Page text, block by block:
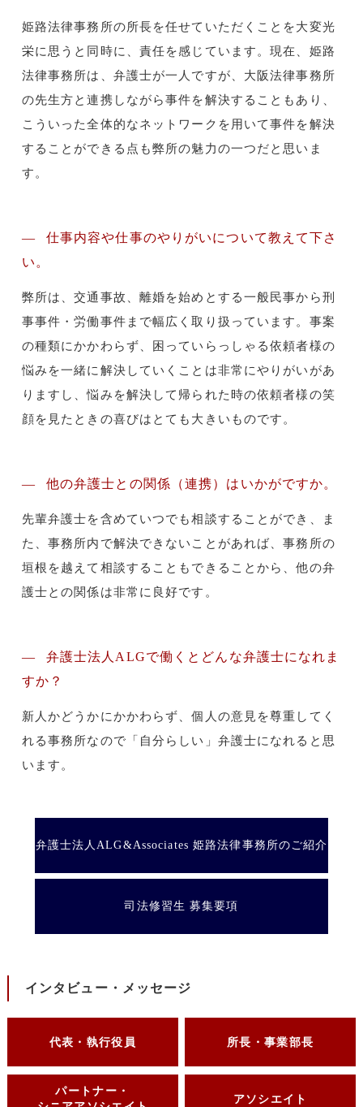
姫路法律事務所の所長を任せていただくことを大変光
栄に思うと同時に、責任を感じています。現在、姫路
法律事務所は、弁護士が一人ですが、大阪法律事務所
の先生方と連携しながら事件を解決することもあり、
こういった全体的なネットワークを用いて事件を解決
することができる点も弊所の魅力の一つだと思いま
す。
仕事内容や仕事のやりがいについて教えて下さ
い。
弊所は、交通事故、離婚を始めとする一般民事から刑
事事件・労働事件まで幅広く取り扱っています。事案
の種類にかかわらず、困っていらっしゃる依頼者様の
悩みを一緒に解決していくことは非常にやりがいがあ
りますし、悩みを解決して帰られた時の依頼者様の笑
顔を見たときの喜びはとても大きいものです。
他の弁護士との関係（連携）はいかがですか。
先輩弁護士を含めていつでも相談することができ、ま
た、事務所内で解決できないことがあれば、事務所の
垣根を越えて相談することもできることから、他の弁
護士との関係は非常に良好です。
弁護士法人ALGで働くとどんな弁護士になれま
すか？
新人かどうかにかかわらず、個人の意見を尊重してく
れる事務所なので「自分らしい」弁護士になれると思
います。
弁護士法人ALG&Associates 姫路法律事務所のご紹介
司法修習生 募集要項
インタビュー・メッセージ
代表・執行役員 所長・事業部長
パートナー・
アソシエイト